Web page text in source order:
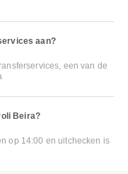
aan?
een van de
Beira?
op 14:00 en uitchecken is